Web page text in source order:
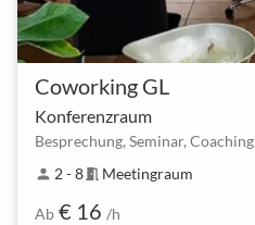
Coworking GL
Konferenzraum
Besprechung, Seminar, Coaching
person 2 - 8meeting_room Meetingraum
Ab € 16 /h